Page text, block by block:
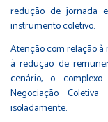
redução de jornada
instrumento coletivo.
Atenção com relação
à redução de
cenário, o
Negociação
isoladamente.